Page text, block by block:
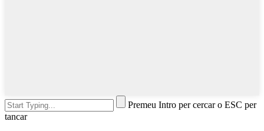
Premeu Intro per cercar o ESC per
tancar